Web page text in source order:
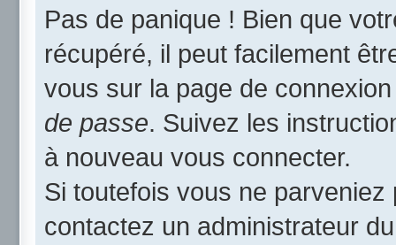
Pas de panique ! Bien que
récupéré, il peut facilement
vous sur la page de
de passe. Suivez les
à nouveau vous connecter.
Si toutefois vous ne
contactez un administrateur